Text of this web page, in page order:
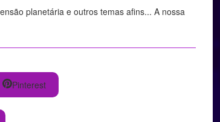
planetária e outros temas afins... A nossa
Pinterest